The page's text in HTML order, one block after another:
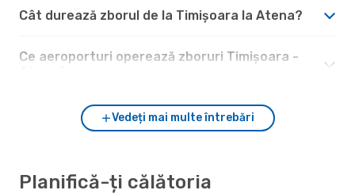
Cât durează zborul de la Timișoara la Atena?
Ce aeroporturi operează zboruri Timișoara -
Vedeți mai multe întrebări
Planifică-ți călătoria